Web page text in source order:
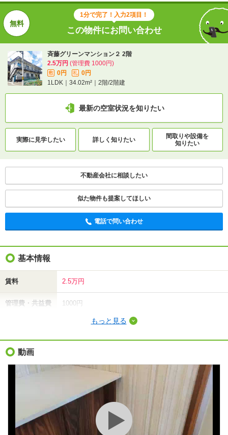
1分で完了！入力2項目！
この物件にお問い合わせ
斉藤グリーンマンション２ 2階
2.5万円 (管理費 1000円)
敷 0円 礼
0円
1LDK｜34.02m²｜2階/2階建
最新の空室状況を知りたい
実際に見学したい 詳しく知りたい
間取りや設備を
知りたい
不動産会社に相談したい
似た物件も提案してほしい
電話で問い合わせ
基本情報
賃料 2.5万円
管理費・共益費 1000円
礼金（敷引・償
却金）
間取り / 専有面
34.02m²
アパート 木造
築年 / 築年月 築49年 1978年1月
もっと見る
動画